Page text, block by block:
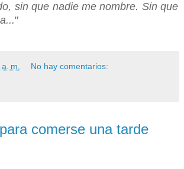
sin que nadie me nombre. Sin que
"
m. No hay comentarios:
comerse una tarde